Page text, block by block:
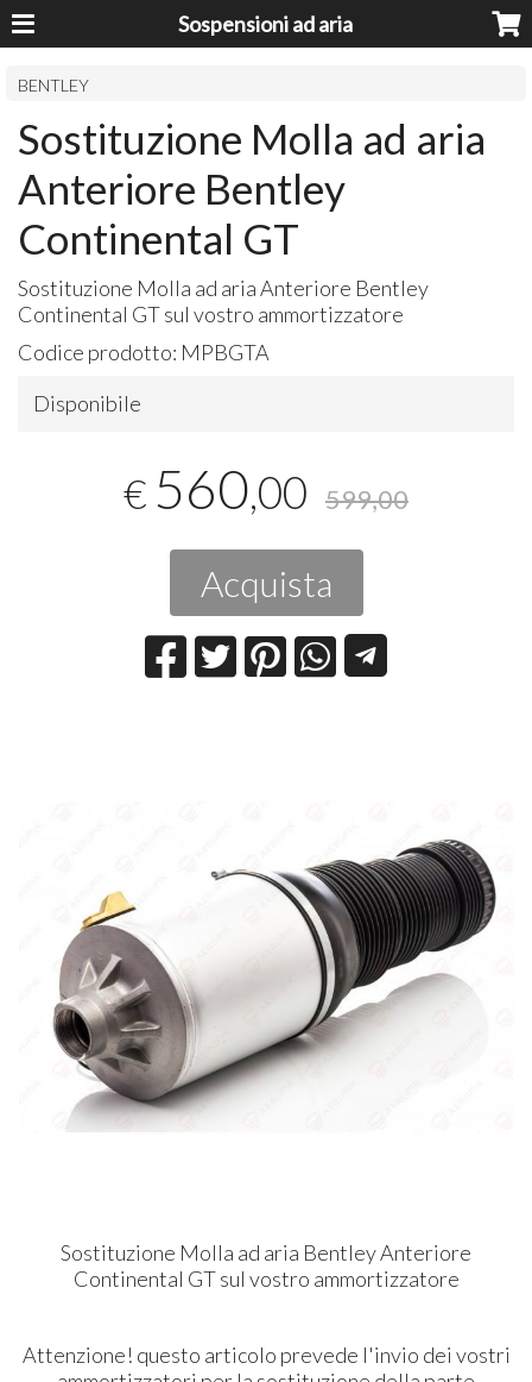
Sospensioni ad aria
BENTLEY
Sostituzione Molla ad aria
Anteriore Bentley
Continental GT
Sostituzione Molla ad aria Anteriore Bentley
Continental GT sul vostro ammortizzatore
Codice prodotto: MPBGTA
Disponibile
€ 560,00 599,00
Acquista
Sostituzione Molla ad aria Bentley Anteriore
Continental GT sul vostro ammortizzatore
Attenzione! questo articolo prevede l'invio dei vostri